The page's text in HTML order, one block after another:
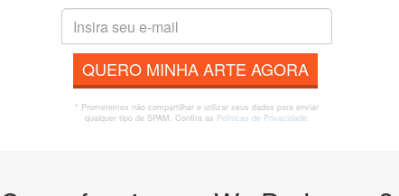
QUERO MINHA ARTE AGORA
* Prometemos não compartilhar e utilizar seus dados para enviar
qualquer tipo de SPAM. Confira as Políticas de Privacidade.